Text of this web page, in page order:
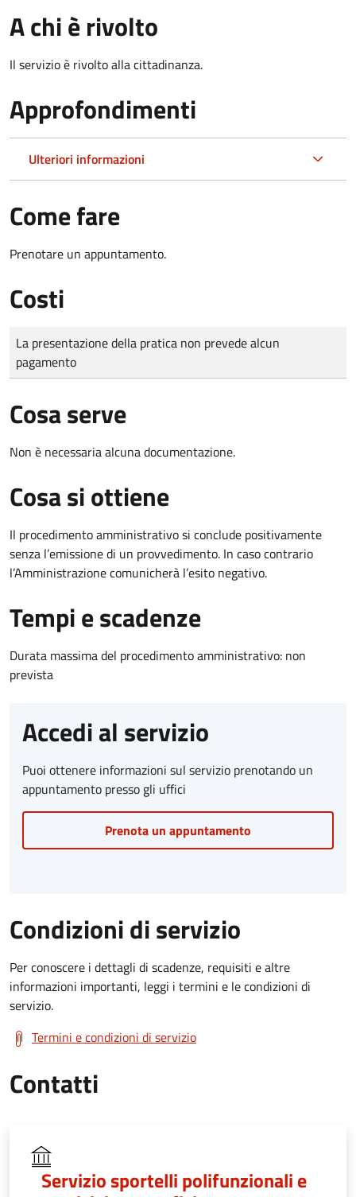
A chi è rivolto
Il servizio è rivolto alla cittadinanza.
Approfondimenti
Ulteriori informazioni
Come fare
Prenotare un appuntamento.
Costi
Tipo di pagamento
Importo
La presentazione della pratica non prevede alcun
pagamento
Cosa serve
Non è necessaria alcuna documentazione.
Cosa si ottiene
Il procedimento amministrativo si conclude positivamente
senza l’emissione di un provvedimento. In caso contrario
l’Amministrazione comunicherà l’esito negativo.
Tempi e scadenze
Durata massima del procedimento amministrativo: non
prevista
Accedi al servizio
Puoi ottenere informazioni sul servizio prenotando un
appuntamento presso gli uffici
Prenota un appuntamento
Condizioni di servizio
Per conoscere i dettagli di scadenze, requisiti e altre
informazioni importanti, leggi i termini e le condizioni di
servizio.
Termini e condizioni di servizio
Contatti
Servizio sportelli polifunzionali e